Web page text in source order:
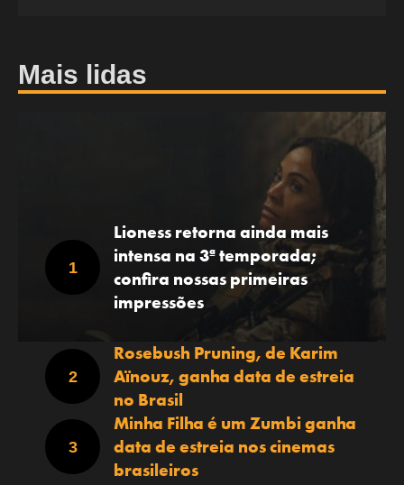
Mais lidas
Lioness retorna ainda mais
intensa na 3ª temporada;
confira nossas primeiras
impressões
Rosebush Pruning, de Karim
Aïnouz, ganha data de estreia
no Brasil
Minha Filha é um Zumbi ganha
data de estreia nos cinemas
brasileiros